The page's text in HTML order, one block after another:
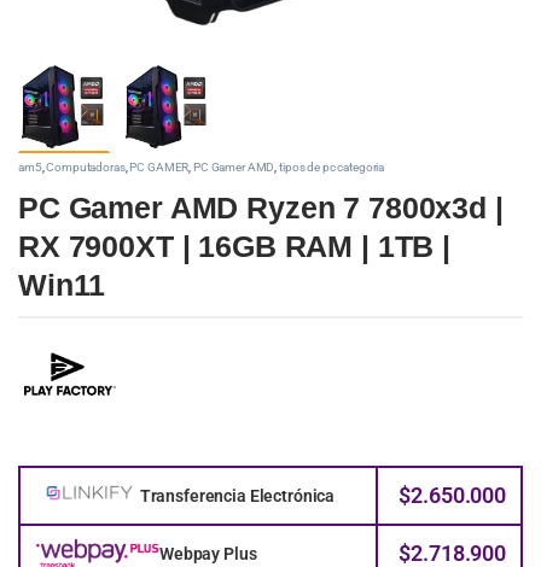
am5,Computadoras,PC GAMER ,PC Gamer AMD ,tipos de pc categoria
PC Gamer AMD Ryzen 7 7800x3d |
RX 7900XT | 16GB RAM | 1TB |
Win11
Transferencia Electrónica $2.650.000
Webpay Plus $2.718.900